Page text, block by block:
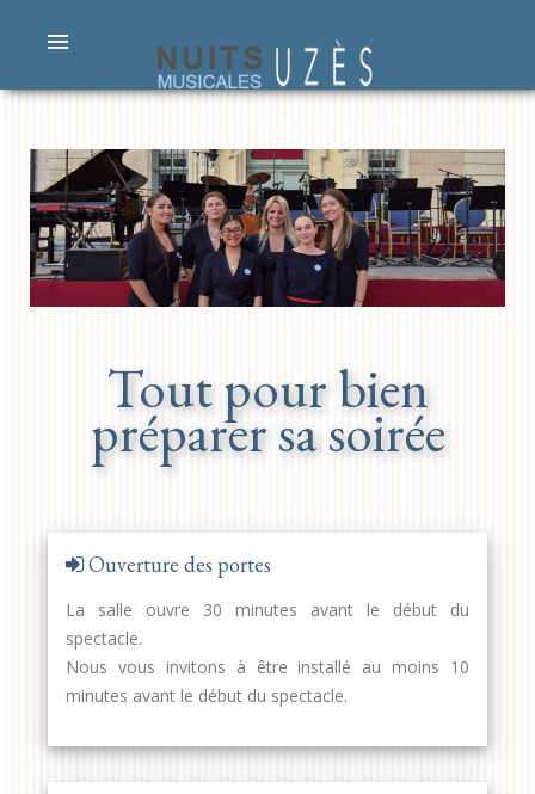
Tout pour bien
préparer sa soirée
Ouverture des portes
La salle ouvre 30 minutes avant le début du
spectacle.
Nous vous invitons à être installé au moins 10
minutes avant le début du spectacle.